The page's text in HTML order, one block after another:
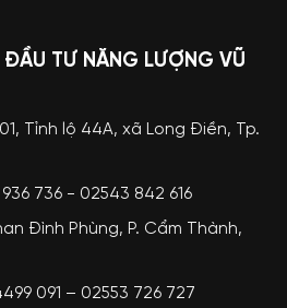
TƯ NĂNG LƯỢNG VŨ
Tỉnh lộ 44A, xã Long Điền, Tp.
736 - 02543 842 616
Đình Phùng, P. Cẩm Thành,
091 – 02553 726 727